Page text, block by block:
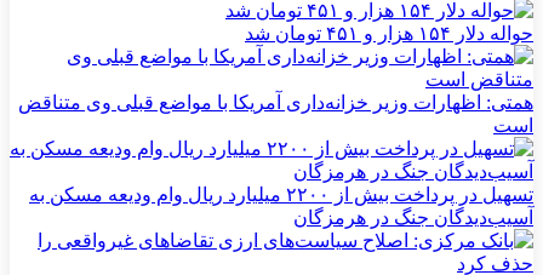
حواله دلار ۱۵۴ هزار و ۴۵۱ تومان شد
همتی: اظهارات وزیر خزانه‌داری آمریکا با مواضع قبلی وی متناقض
است
تسهیل در پرداخت بیش از ۲۲۰۰ میلیارد ریال وام ودیعه مسکن به
آسیب‌دیدگان جنگ در هرمزگان